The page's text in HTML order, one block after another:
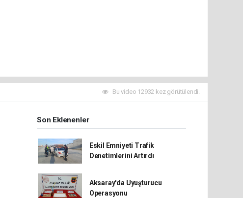
Bu video 12932 kez görütülendi.
Son Eklenenler
Eskil Emniyeti Trafik
Denetimlerini Artırdı
Aksaray'da Uyuşturucu
Operasyonu